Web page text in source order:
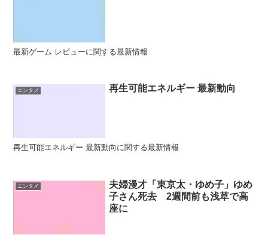
最新ゲーム レビューに関する最新情報
エンタメ 再生可能エネルギー 最新動向
再生可能エネルギー 最新動向に関する最新情報
エンタメ
夫婦漫才「東京太・ゆめ子」ゆめ
子さん死去 2週間前も浅草で高
座に